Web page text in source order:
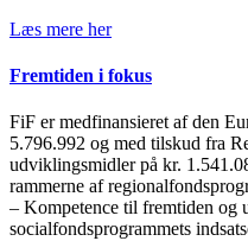
Læs mere her
Fremtiden i fokus
FiF er medfinansieret af den
5.796.992 og med tilskud fra
udviklingsmidler på kr.
rammerne af
– Kompetence til fremtiden og
socialfondsprogrammets